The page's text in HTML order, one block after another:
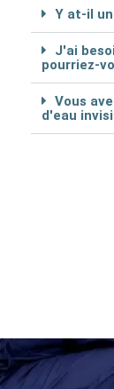
Y at-il
J'ai
pourriez-
Vous
d'eau